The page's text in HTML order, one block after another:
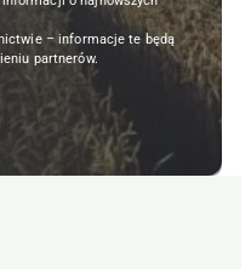
– informacje te będą
partnerów.